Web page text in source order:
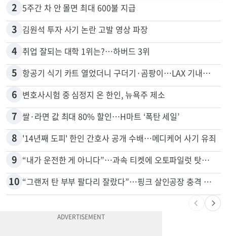
2 5주간 차 안 몰면 최대 600불 지급
3 김원석 투자 사기 논란 고발 영상 파장
4 취업 잘되는 대학 1위는?…하버드 3위
5 항공기 식기 카트 열었더니 구더기·곰팡이…LAX 기내식 업체 논란
6 변호사시험 중 심정지 온 한인, 뉴욕주 제소
7 쌀·라면 값 최대 80% 할인…H마트 ‘폭탄 세일’
8 '14년째 도피' 한인 간호사 공개 수배…메디케어 사기 유죄
9 “내가 운전한 게 아니다”…과속 티켓에 오토파일럿 탓한 운전자
10 “그랜저 탄 부부 팔다리 잘랐다”…핑크 살인공장 충격 실체